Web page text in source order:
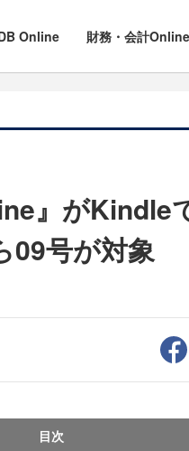
Online 財務・会計Online
』がKindle
09号が対象
目次